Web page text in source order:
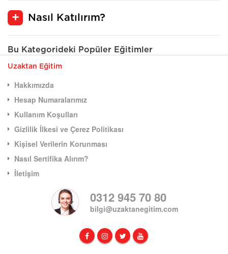
Nasıl Katılırım?
Bu Kategorideki Popüler Eğitimler
Uzaktan Eğitim
Hakkımızda
Hesap Numaralarımız
Kullanım Koşulları
Gizlilik İlkesi ve Çerez Politikası
Kişisel Verilerin Korunması
Nasıl Sertifika Alırım?
İletişim
0312 945 70 80
bilgi@uzaktanegitim.com